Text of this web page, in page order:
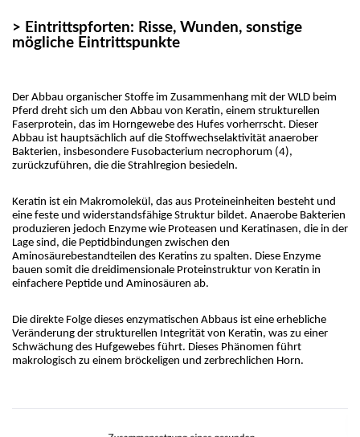
> Eintrittspforten: Risse, Wunden, sonstige
mögliche Eintrittspunkte
Der Abbau organischer Stoffe im Zusammenhang mit der WLD beim
Pferd dreht sich um den Abbau von Keratin, einem strukturellen
Faserprotein, das im Horngewebe des Hufes vorherrscht. Dieser
Abbau ist hauptsächlich auf die Stoffwechselaktivität anaerober
Bakterien, insbesondere Fusobacterium necrophorum (4),
zurückzuführen, die die Strahlregion besiedeln.
Keratin ist ein Makromolekül, das aus Proteineinheiten besteht und
eine feste und widerstandsfähige Struktur bildet. Anaerobe Bakterien
produzieren jedoch Enzyme wie Proteasen und Keratinasen, die in der
Lage sind, die Peptidbindungen zwischen den
Aminosäurebestandteilen des Keratins zu spalten. Diese Enzyme
bauen somit die dreidimensionale Proteinstruktur von Keratin in
einfachere Peptide und Aminosäuren ab.
Die direkte Folge dieses enzymatischen Abbaus ist eine erhebliche
Veränderung der strukturellen Integrität von Keratin, was zu einer
Schwächung des Hufgewebes führt. Dieses Phänomen führt
makrologisch zu einem bröckeligen und zerbrechlichen Horn.